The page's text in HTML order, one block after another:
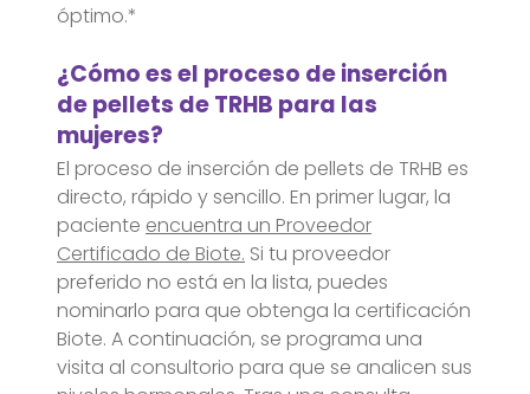
óptimo.*
¿Cómo es el proceso de inserción
de pellets de TRHB para las
mujeres?
El proceso de inserción de pellets de TRHB es
directo, rápido y sencillo. En primer lugar, la
paciente encuentra un Proveedor
Certificado de Biote. Si tu proveedor
preferido no está en la lista, puedes
nominarlo para que obtenga la certificación
Biote. A continuación, se programa una
visita al consultorio para que se analicen sus